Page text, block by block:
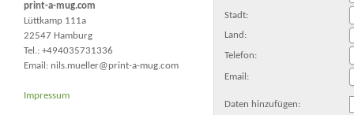
print-a-mug.com
Lüttkamp 111a
22547 Hamburg
Tel.: +494035731336
Email: nils.mueller@print-a-mug.com
Impressum
Stadt:
Land:
Telefon:
Email:
Daten hinzufügen: